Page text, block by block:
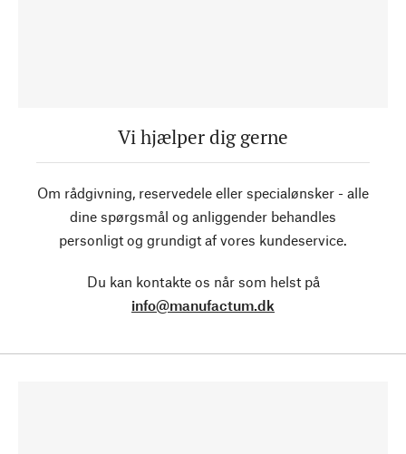
Vi hjælper dig gerne
Om rådgivning, reservedele eller specialønsker - alle
dine spørgsmål og anliggender behandles
personligt og grundigt af vores kundeservice.
Du kan kontakte os når som helst på
info@manufactum.dk